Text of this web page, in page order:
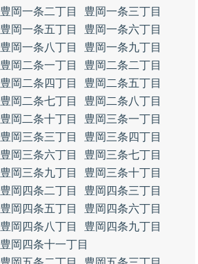
豊岡一条二丁目
豊岡一条三丁目
豊岡一条五丁目
豊岡一条六丁目
豊岡一条八丁目
豊岡一条九丁目
豊岡二条一丁目
豊岡二条二丁目
豊岡二条四丁目
豊岡二条五丁目
豊岡二条七丁目
豊岡二条八丁目
豊岡二条十丁目
豊岡三条一丁目
豊岡三条三丁目
豊岡三条四丁目
豊岡三条六丁目
豊岡三条七丁目
豊岡三条九丁目
豊岡三条十丁目
豊岡四条二丁目
豊岡四条三丁目
豊岡四条五丁目
豊岡四条六丁目
豊岡四条八丁目
豊岡四条九丁目
豊岡四条十一丁目